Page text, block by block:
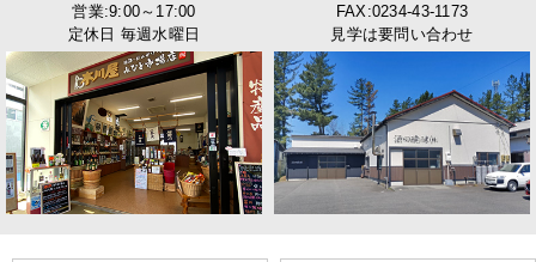
営業:9:00～17:00
定休日 毎週水曜日
FAX:0234-43-1173
見学は要問い合わせ